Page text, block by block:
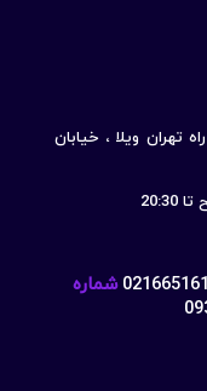
تهران ویلا ، خیابان
شماره